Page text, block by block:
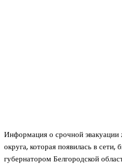
Информация о срочной эвакуации
округа, которая появилась в сети,
губернатором Белгородской